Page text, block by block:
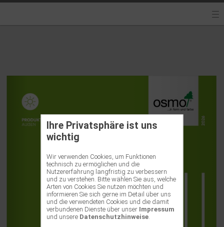
Ihre Privatsphäre ist uns
wichtig
Wir verwenden Cookies, um Funktionen
technisch zu ermöglichen und die
Nutzererfahrung langfristig zu verbessern
und zu verstehen. Bitte wählen Sie aus, welche
Arten von Cookies Sie nutzen möchten und
informieren Sie sich gerne im Detail über uns
und die verwendeten Cookies und die damit
verbundenen Dienste über unser Impressum
und unsere Datenschutzhinweise.